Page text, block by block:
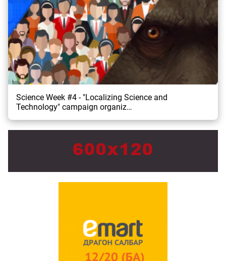
Science Week #4 - "Localizing Science and
Technology" campaign organiz…